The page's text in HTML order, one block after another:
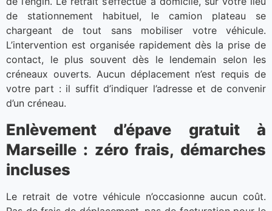
de stationnement habituel, le camion plateau se
chargeant de tout sans mobiliser votre véhicule.
L’intervention est organisée rapidement dès la prise de
contact, le plus souvent dès le lendemain selon les
créneaux ouverts. Aucun déplacement n’est requis de
votre part : il suffit d’indiquer l’adresse et de convenir
d’un créneau.
Enlèvement d’épave gratuit à
Marseille : zéro frais, démarches
incluses
Le retrait de votre véhicule n’occasionne aucun coût.